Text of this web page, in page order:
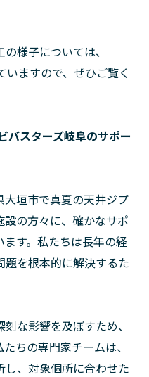
様子については、
ますので、ぜひご覧く
バスターズ岐阜のサポー
大垣市で真夏の天井ジプ
設の方々に、確かなサポ
す。私たちは長年の経
を根本的に解決するた
な影響を及ぼすため、
ちの専門家チームは、
し、対象個所に合わせた